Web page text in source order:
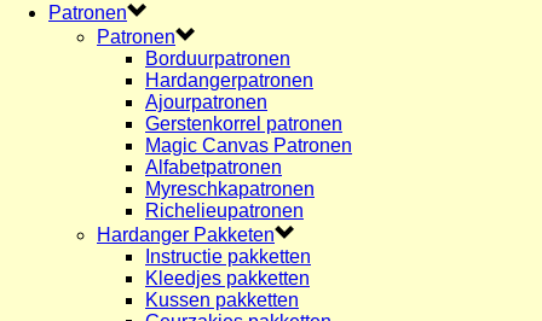
Patronen
Patronen
Borduurpatronen
Hardangerpatronen
Ajourpatronen
Gerstenkorrel patronen
Magic Canvas Patronen
Alfabetpatronen
Myreschkapatronen
Richelieupatronen
Hardanger Pakketen
Instructie pakketten
Kleedjes pakketten
Kussen pakketten